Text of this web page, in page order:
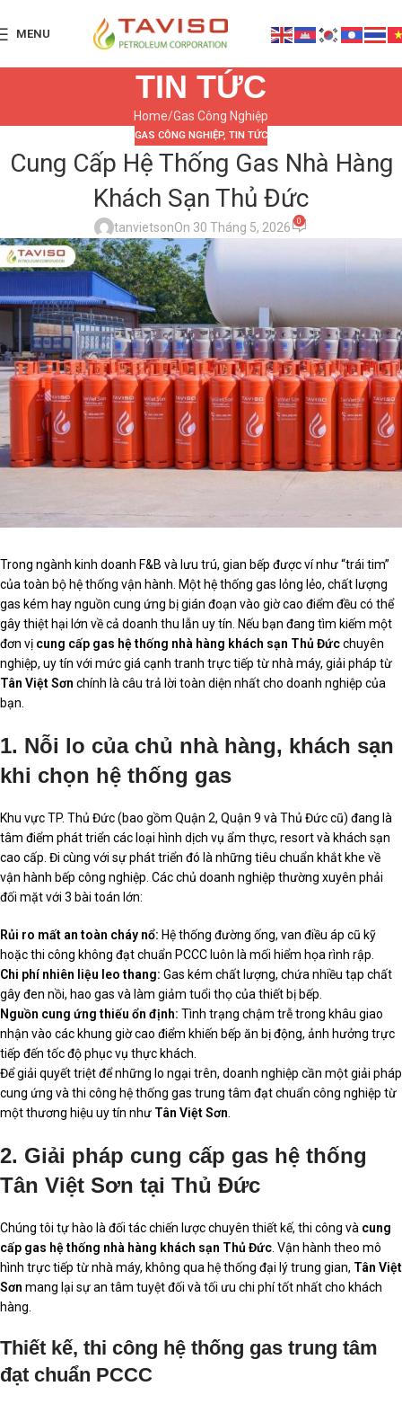
MENU
TIN TỨC
Home Gas Công Nghiệp
GAS CÔNG NGHIỆP, TIN TỨC
Cung Cấp Hệ Thống Gas Nhà Hàng
Khách Sạn Thủ Đức
tanvietsonOn 30 Tháng 5, 2026 0
Trong ngành kinh doanh F&B và lưu trú, gian bếp được ví như “trái tim”
của toàn bộ hệ thống vận hành. Một hệ thống gas lỏng lẻo, chất lượng
gas kém hay nguồn cung ứng bị gián đoạn vào giờ cao điểm đều có thể
gây thiệt hại lớn về cả doanh thu lẫn uy tín. Nếu bạn đang tìm kiếm một
đơn vị cung cấp gas hệ thống nhà hàng khách sạn Thủ Đứcchuyên
nghiệp, uy tín với mức giá cạnh tranh trực tiếp từ nhà máy, giải pháp từ
Tân Việt Sơn chính là câu trả lời toàn diện nhất cho doanh nghiệp của
bạn.
1. Nỗi lo của chủ nhà hàng, khách sạn
khi chọn hệ thống gas
Khu vực TP. Thủ Đức (bao gồm Quận 2, Quận 9 và Thủ Đức cũ) đang là
tâm điểm phát triển các loại hình dịch vụ ẩm thực, resort và khách sạn
cao cấp. Đi cùng với sự phát triển đó là những tiêu chuẩn khắt khe về
vận hành bếp công nghiệp. Các chủ doanh nghiệp thường xuyên phải
đối mặt với 3 bài toán lớn:
Rủi ro mất an toàn cháy nổ: Hệ thống đường ống, van điều áp cũ kỹ
hoặc thi công không đạt chuẩn PCCC luôn là mối hiểm họa rình rập.
Chi phí nhiên liệu leo thang: Gas kém chất lượng, chứa nhiều tạp chất
gây đen nồi, hao gas và làm giảm tuổi thọ của thiết bị bếp.
Nguồn cung ứng thiếu ổn định: Tình trạng chậm trễ trong khâu giao
nhận vào các khung giờ cao điểm khiến bếp ăn bị động, ảnh hưởng trực
tiếp đến tốc độ phục vụ thực khách.
Để giải quyết triệt để những lo ngại trên, doanh nghiệp cần một giải pháp
cung ứng và thi công hệ thống gas trung tâm đạt chuẩn công nghiệp từ
một thương hiệu uy tín như Tân Việt Sơn.
2. Giải pháp cung cấp gas hệ thống
Tân Việt Sơn tại Thủ Đức
Chúng tôi tự hào là đối tác chiến lược chuyên thiết kế, thi công và cung
cấp gas hệ thống nhà hàng khách sạn Thủ Đức. Vận hành theo mô
hình trực tiếp từ nhà máy, không qua hệ thống đại lý trung gian, Tân Việt
Sơn mang lại sự an tâm tuyệt đối và tối ưu chi phí tốt nhất cho khách
hàng.
Thiết kế, thi công hệ thống gas trung tâm
đạt chuẩn PCCC